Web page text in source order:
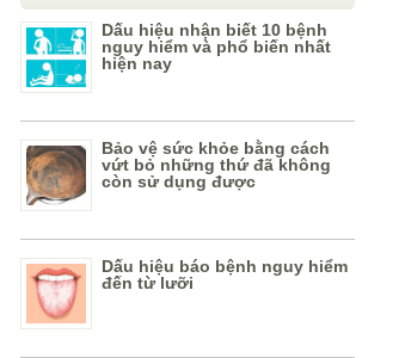
Dấu hiệu nhận biết 10 bệnh
nguy hiểm và phổ biến nhất
hiện nay
Bảo vệ sức khỏe bằng cách
vứt bỏ những thứ đã không
còn sử dụng được
Dấu hiệu báo bệnh nguy hiểm
đến từ lưỡi